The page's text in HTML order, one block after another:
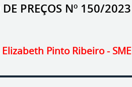
DE PREÇOS Nº 150/
Pinto Ribeiro - SME